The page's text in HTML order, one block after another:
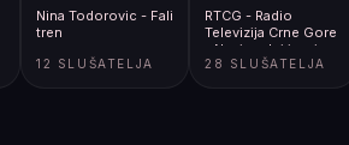
Nina Todorovic - Fali
tren
12 SLUŠATELJA
RTCG - Radio
Televizija Crne Gore
- Nacionalni javni
servis
28 SLUŠATELJA